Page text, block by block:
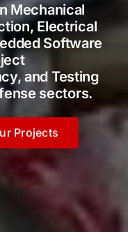
Mechanical
Electrical
Software
and Testing
sectors.
Projects